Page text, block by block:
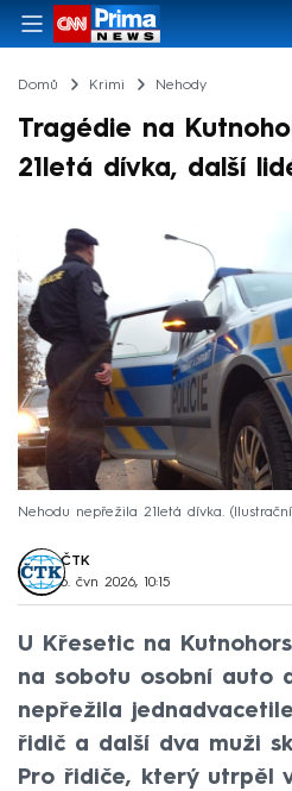
Domů Krimi Nehody
Tragédie na
21letá dívka, další
Nehodu nepřežila 21letá dívka.
ČTK
6. čvn 2026, 10:15
U Křesetic na
na sobotu osobní auto
nepřežila
řidič a další dva muži
Pro řidiče, který utrpěl